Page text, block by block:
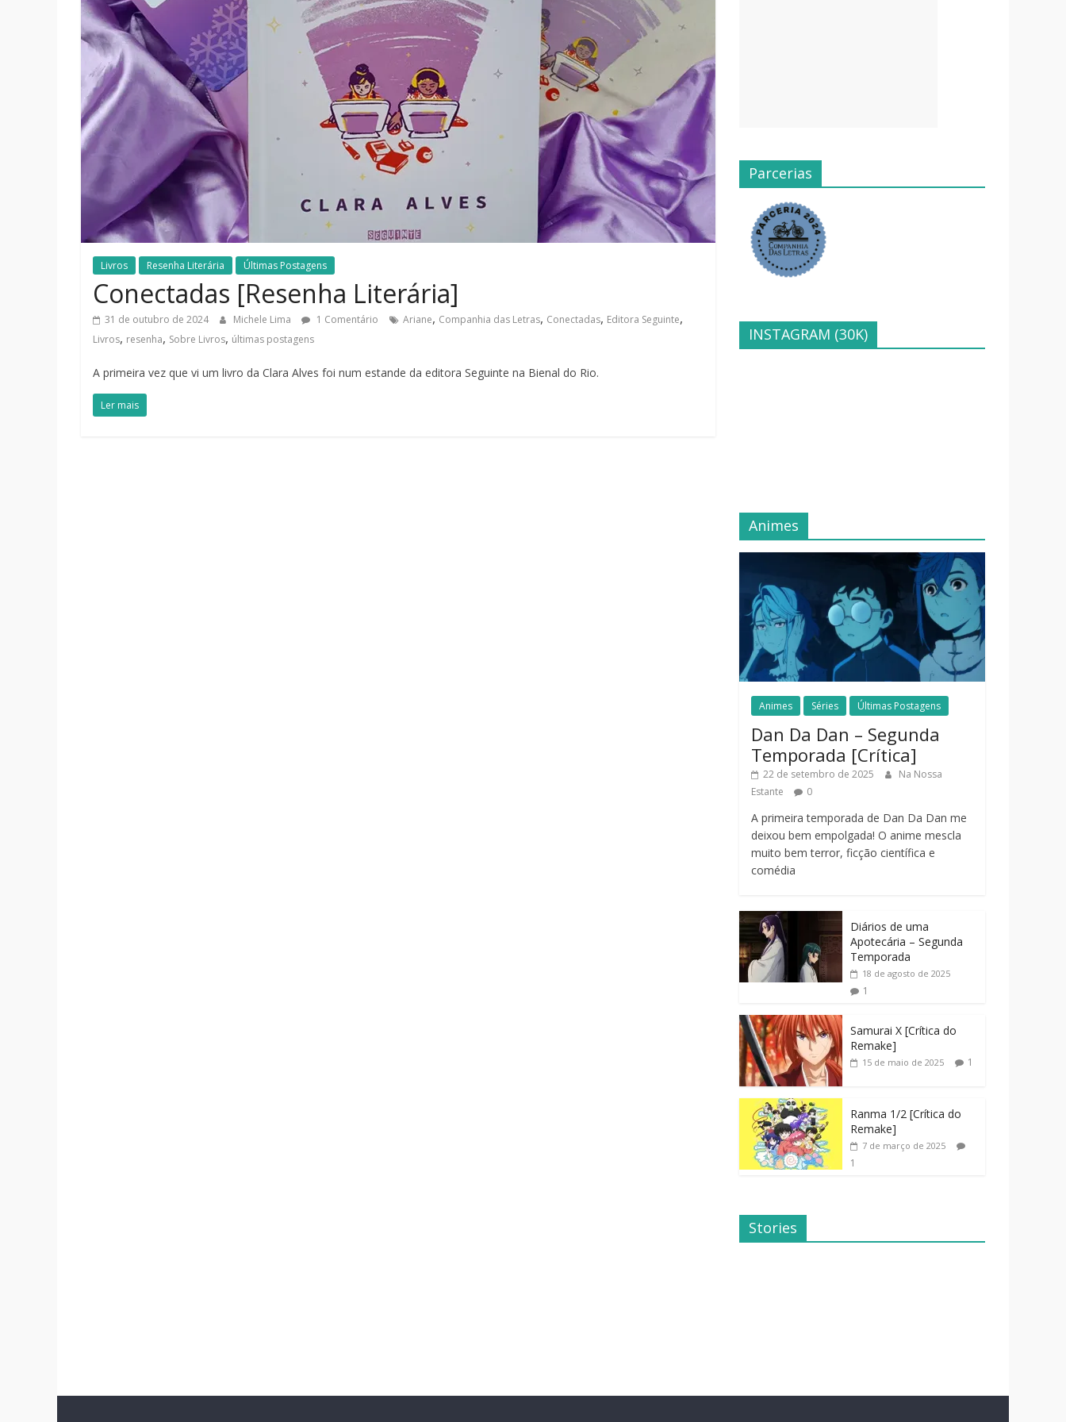
Livros Resenha Literária Últimas Postagens
Conectadas [Resenha Literária]
31 de outubro de 2024 Michele Lima 1 Comentário Ariane, Companhia das Letras, Conectadas, Editora Seguinte,
Livros, resenha, Sobre Livros, últimas postagens
A primeira vez que vi um livro da Clara Alves foi num estande da editora Seguinte na Bienal do Rio.
Ler mais
Parcerias
INSTAGRAM (30K)
Animes
Animes Séries Últimas Postagens
Dan Da Dan – Segunda
Temporada [Crítica]
22 de setembro de 2025
Na Nossa
Estante
0
A primeira temporada de Dan Da Dan me
deixou bem empolgada! O anime mescla
muito bem terror, ficção científica e
comédia
Diários de uma
Apotecária – Segunda
Temporada
18 de agosto de 2025
1
Samurai X [Crítica do
Remake]
15 de maio de 2025 1
Ranma 1/2 [Crítica do
Remake]
7 de março de 2025
1
Stories
Dicas de
Filmes Para o
Família